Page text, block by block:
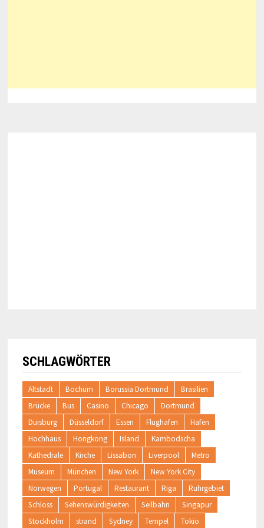
SCHLAGWÖRTER
Altstadt Bochum Borussia Dortmund
Brasilien
Brücke
Bus Casino Chicago
Dortmund
Duisburg
Düsseldorf Essen Flughafen
Hafen
Hochhaus
Hongkong Island
Kambodscha
Kathedrale
Kirche Lissabon Liverpool
Metro
Museum
München New York
New York City
Norwegen
Portugal Restaurant Riga
Ruhrgebiet
Schloss
Sehenswürdigkeiten Seilbahn
Singapur
Stockholm
strand Sydney Tempel Tokio